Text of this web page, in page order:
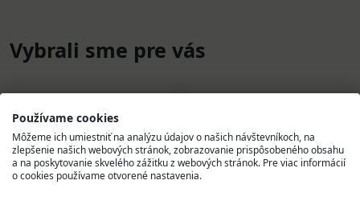
Vybrali sme pre vás
Používame cookies
Môžeme ich umiestniť na analýzu údajov o našich návštevníkoch, na
zlepšenie našich webových stránok, zobrazovanie prispôsobeného obsahu
a na poskytovanie skvelého zážitku z webových stránok. Pre viac informácií
o cookies používame otvorené nastavenia.